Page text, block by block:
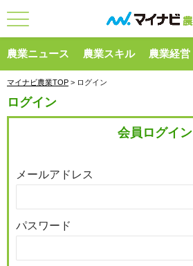
農業ニュース 農業スキル 農業経営
マイナビ農業TOP > ログイン
ログイン
会員ログイン
メールアドレス
パスワード